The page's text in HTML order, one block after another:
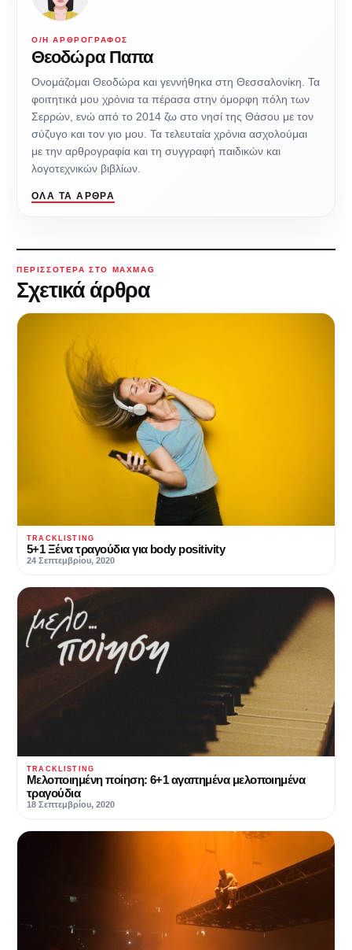
Ο/Η ΑΡΘΡΟΓΡΆΦΟΣ
Θεοδώρα Παπα
Ονομάζομαι Θεοδώρα και γεννήθηκα στη Θεσσαλονίκη. Τα
φοιτητικά μου χρόνια τα πέρασα στην όμορφη πόλη των
Σερρών, ενώ από το 2014 ζω στο νησί της Θάσου με τον
σύζυγο και τον γιο μου. Τα τελευταία χρόνια ασχολούμαι
με την αρθρογραφία και τη συγγραφή παιδικών και
λογοτεχνικών βιβλίων.
ΌΛΑ ΤΑ ΆΡΘΡΑ
ΠΕΡΙΣΣΌΤΕΡΑ ΣΤΟ MAXMAG
Σχετικά άρθρα
TRACKLISTING
5+1 Ξένα τραγούδια για body positivity
24 Σεπτεμβρίου, 2020
TRACKLISTING
Μελοποιημένη ποίηση: 6+1 αγαπημένα μελοποιημένα
τραγούδια
18 Σεπτεμβρίου, 2020